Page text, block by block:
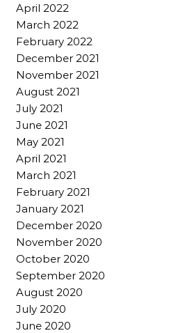
April 2022
March 2022
February 2022
December 2021
November 2021
August 2021
July 2021
June 2021
May 2021
April 2021
March 2021
February 2021
January 2021
December 2020
November 2020
October 2020
September 2020
August 2020
July 2020
June 2020